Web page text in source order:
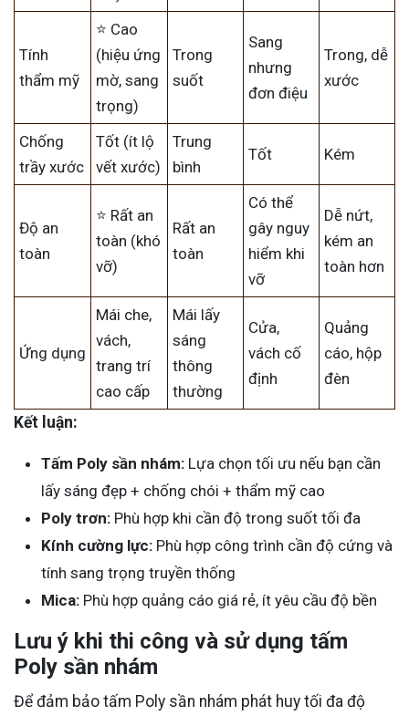
Tính
thẩm mỹ
⭐ Cao
(hiệu ứng
mờ, sang
trọng)
Trong
suốt
Sang
nhưng
đơn điệu
Trong, dễ
xước
Chống
trầy xước
Tốt (ít lộ
vết xước)
Trung
bình
Tốt Kém
Độ an
toàn
⭐ Rất an
toàn (khó
vỡ)
Rất an
toàn
Có thể
gây nguy
hiểm khi
vỡ
Dễ nứt,
kém an
toàn hơn
Ứng dụng
Mái che,
vách,
trang trí
cao cấp
Mái lấy
sáng
thông
thường
Cửa,
vách cố
định
Quảng
cáo, hộp
đèn
Kết luận:
Tấm Poly sần nhám: Lựa chọn tối ưu nếu bạn cần
lấy sáng đẹp + chống chói + thẩm mỹ cao
Poly trơn: Phù hợp khi cần độ trong suốt tối đa
Kính cường lực: Phù hợp công trình cần độ cứng và
tính sang trọng truyền thống
Mica: Phù hợp quảng cáo giá rẻ, ít yêu cầu độ bền
Lưu ý khi thi công và sử dụng tấm
Poly sần nhám
Để đảm bảo tấm Poly sần nhám phát huy tối đa độ